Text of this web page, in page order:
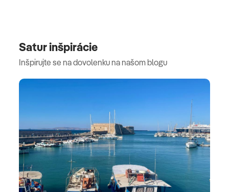
Satur inšpirácie
Inšpirujte se na dovolenku na našom blogu